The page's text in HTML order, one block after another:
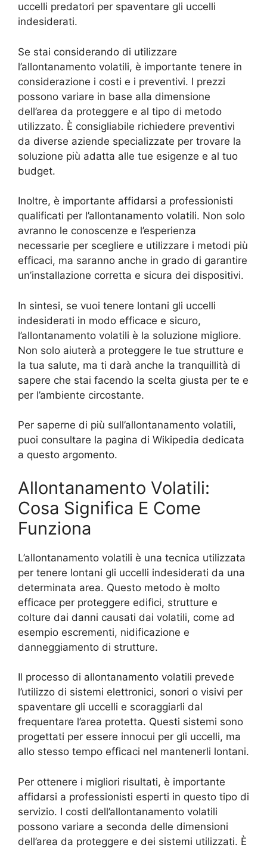
uccelli predatori per spaventare gli uccelli
indesiderati.
Se stai considerando di utilizzare
l’allontanamento volatili, è importante tenere in
considerazione i costi e i preventivi. I prezzi
possono variare in base alla dimensione
dell’area da proteggere e al tipo di metodo
utilizzato. È consigliabile richiedere preventivi
da diverse aziende specializzate per trovare la
soluzione più adatta alle tue esigenze e al tuo
budget.
Inoltre, è importante affidarsi a professionisti
qualificati per l’allontanamento volatili. Non solo
avranno le conoscenze e l’esperienza
necessarie per scegliere e utilizzare i metodi più
efficaci, ma saranno anche in grado di garantire
un’installazione corretta e sicura dei dispositivi.
In sintesi, se vuoi tenere lontani gli uccelli
indesiderati in modo efficace e sicuro,
l’allontanamento volatili è la soluzione migliore.
Non solo aiuterà a proteggere le tue strutture e
la tua salute, ma ti darà anche la tranquillità di
sapere che stai facendo la scelta giusta per te e
per l’ambiente circostante.
Per saperne di più sull’allontanamento volatili,
puoi consultare la pagina di Wikipedia dedicata
a questo argomento.
Allontanamento Volatili:
Cosa Significa E Come
Funziona
L’allontanamento volatili è una tecnica utilizzata
per tenere lontani gli uccelli indesiderati da una
determinata area. Questo metodo è molto
efficace per proteggere edifici, strutture e
colture dai danni causati dai volatili, come ad
esempio escrementi, nidificazione e
danneggiamento di strutture.
Il processo di allontanamento volatili prevede
l’utilizzo di sistemi elettronici, sonori o visivi per
spaventare gli uccelli e scoraggiarli dal
frequentare l’area protetta. Questi sistemi sono
progettati per essere innocui per gli uccelli, ma
allo stesso tempo efficaci nel mantenerli lontani.
Per ottenere i migliori risultati, è importante
affidarsi a professionisti esperti in questo tipo di
servizio. I costi dell’allontanamento volatili
possono variare a seconda delle dimensioni
dell’area da proteggere e dei sistemi utilizzati. È